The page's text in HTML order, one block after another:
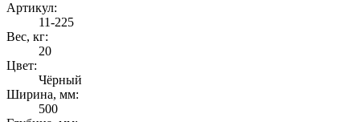
Артикул:
11-225
Вес, кг:
20
Цвет:
Чёрный
Ширина, мм:
500